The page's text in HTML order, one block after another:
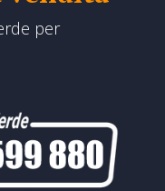
per